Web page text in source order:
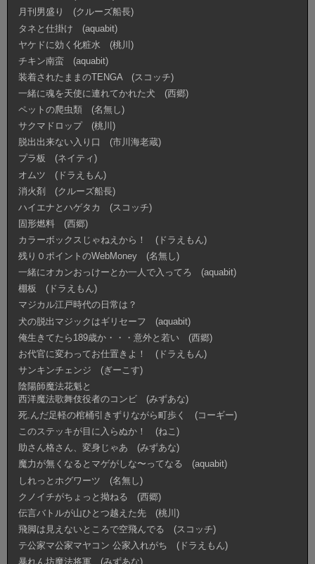
月刊男盛り (クルーズ船長)
タネと仕掛け (aquabit)
ヤケドに効く化粧水 (桃川)
チキン南蛮 (aquabit)
装着されたままのTENGA (スコッチ)
一緒に魂を天使に連れてかれた犬 (西郷)
ペットの爬虫類 (名無し)
サクマドロップ (桃川)
脱出出来ない入り口 (市川海老蔵)
プラ板 (ネイティ)
オムツ (ドラえもん)
消火剤 (クルーズ船長)
ハイエナとハゲタカ (スコッチ)
固形燃料 (西郷)
カラーボックスじゃねえから！ (ドラえもん)
残り０ポイントのWebMoney (名無し)
一緒にオカンおっけーとか一人で入ってろ (aquabit)
棚板 (ドラえもん)
マジカル江戸時代の日常は？
犬の脱出マジックはギリセーフ (aquabit)
俺生きてたら189歳か・・・意外と若い (西郷)
お代官に変わってお仕置きよ！ (ドラえもん)
サンキンチェンジ (ぎーこす)
陰陽師魔法花魁と
西洋魔法歌舞伎役者のコンビ (みずあな)
死.んだ足軽の棺桶引きずりながら町歩く (コーギー)
このステッキが目に入らぬか！ (ねこ)
助さん格さん、変身じゃあ (みずあな)
魔力が無くなるとマゲがしな〜ってなる (aquabit)
しれっとホグワーツ (名無し)
クノイチがちょっと拗ねる (西郷)
伝言バトルが山ひとつ越えた先 (桃川)
飛脚は見えないところで空飛んでる (スコッチ)
テ公家マ公家マヤコン 公家入れがち (ドラえもん)
暴れん坊魔法将軍 (みずあな)